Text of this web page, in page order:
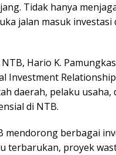
Tidak hanya
jalan masuk
Hario K. Pamungkas
Investment
daerah, pelaku
di NTB.
mendorong berbagai
terbarukan, proyek